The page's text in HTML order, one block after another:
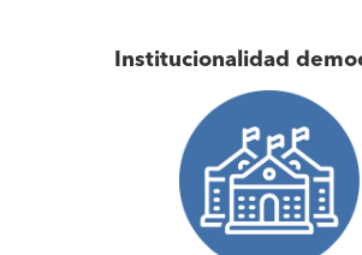
Institucionalidad